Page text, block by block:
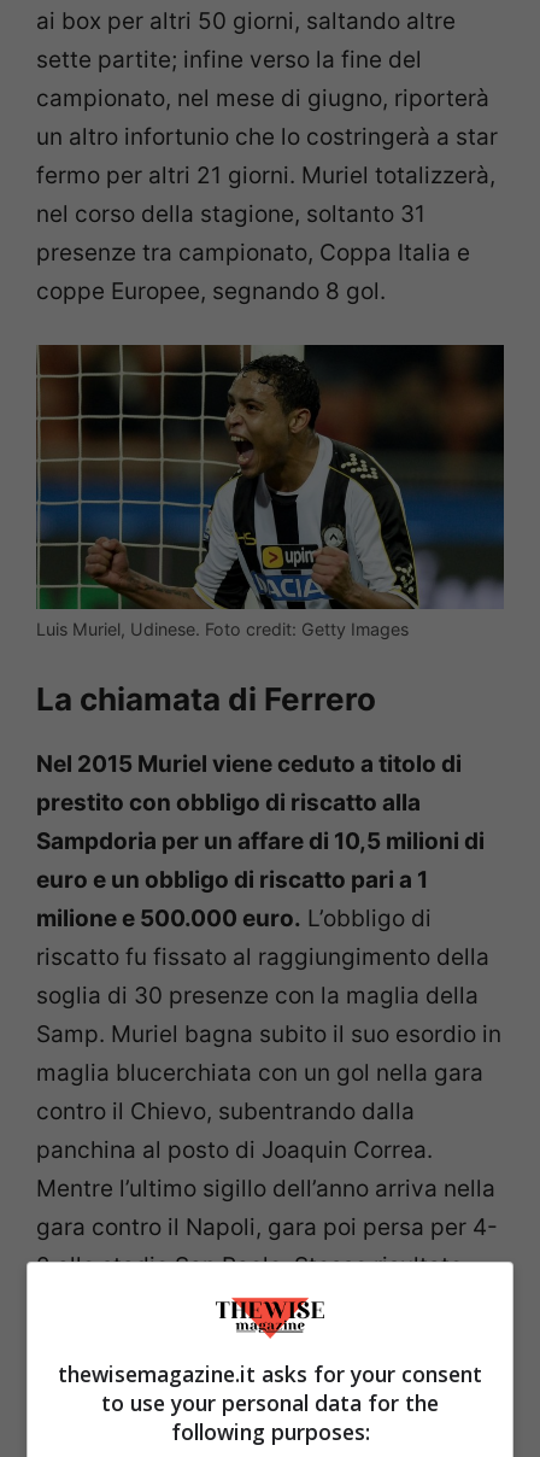
ai box per altri 50 giorni, saltando altre
sette partite; infine verso la fine del
campionato, nel mese di giugno, riporterà
un altro infortunio che lo costringerà a star
fermo per altri 21 giorni. Muriel totalizzerà,
nel corso della stagione, soltanto 31
presenze tra campionato, Coppa Italia e
coppe Europee, segnando 8 gol.
Luis Muriel, Udinese. Foto credit: Getty Images
La chiamata di Ferrero
Nel 2015 Muriel viene ceduto a titolo di
prestito con obbligo di riscatto alla
Sampdoria per un affare di 10,5 milioni di
euro e un obbligo di riscatto pari a 1
milione e 500.000 euro. L’obbligo di
riscatto fu fissato al raggiungimento della
soglia di 30 presenze con la maglia della
Samp. Muriel bagna subito il suo esordio in
maglia blucerchiata con un gol nella gara
contro il Chievo, subentrando dalla
panchina al posto di Joaquin Correa.
Mentre l’ultimo sigillo dell’anno arriva nella
gara contro il Napoli, gara poi persa per 4-
2 allo stadio San Paolo. Stesso risultato
della gara tra Napoli e Lecce nella quale
Muriel segnò il suo primo gol in Serie A.
thewisemagazine.it asks for your consent
to use your personal data for the
following purposes: